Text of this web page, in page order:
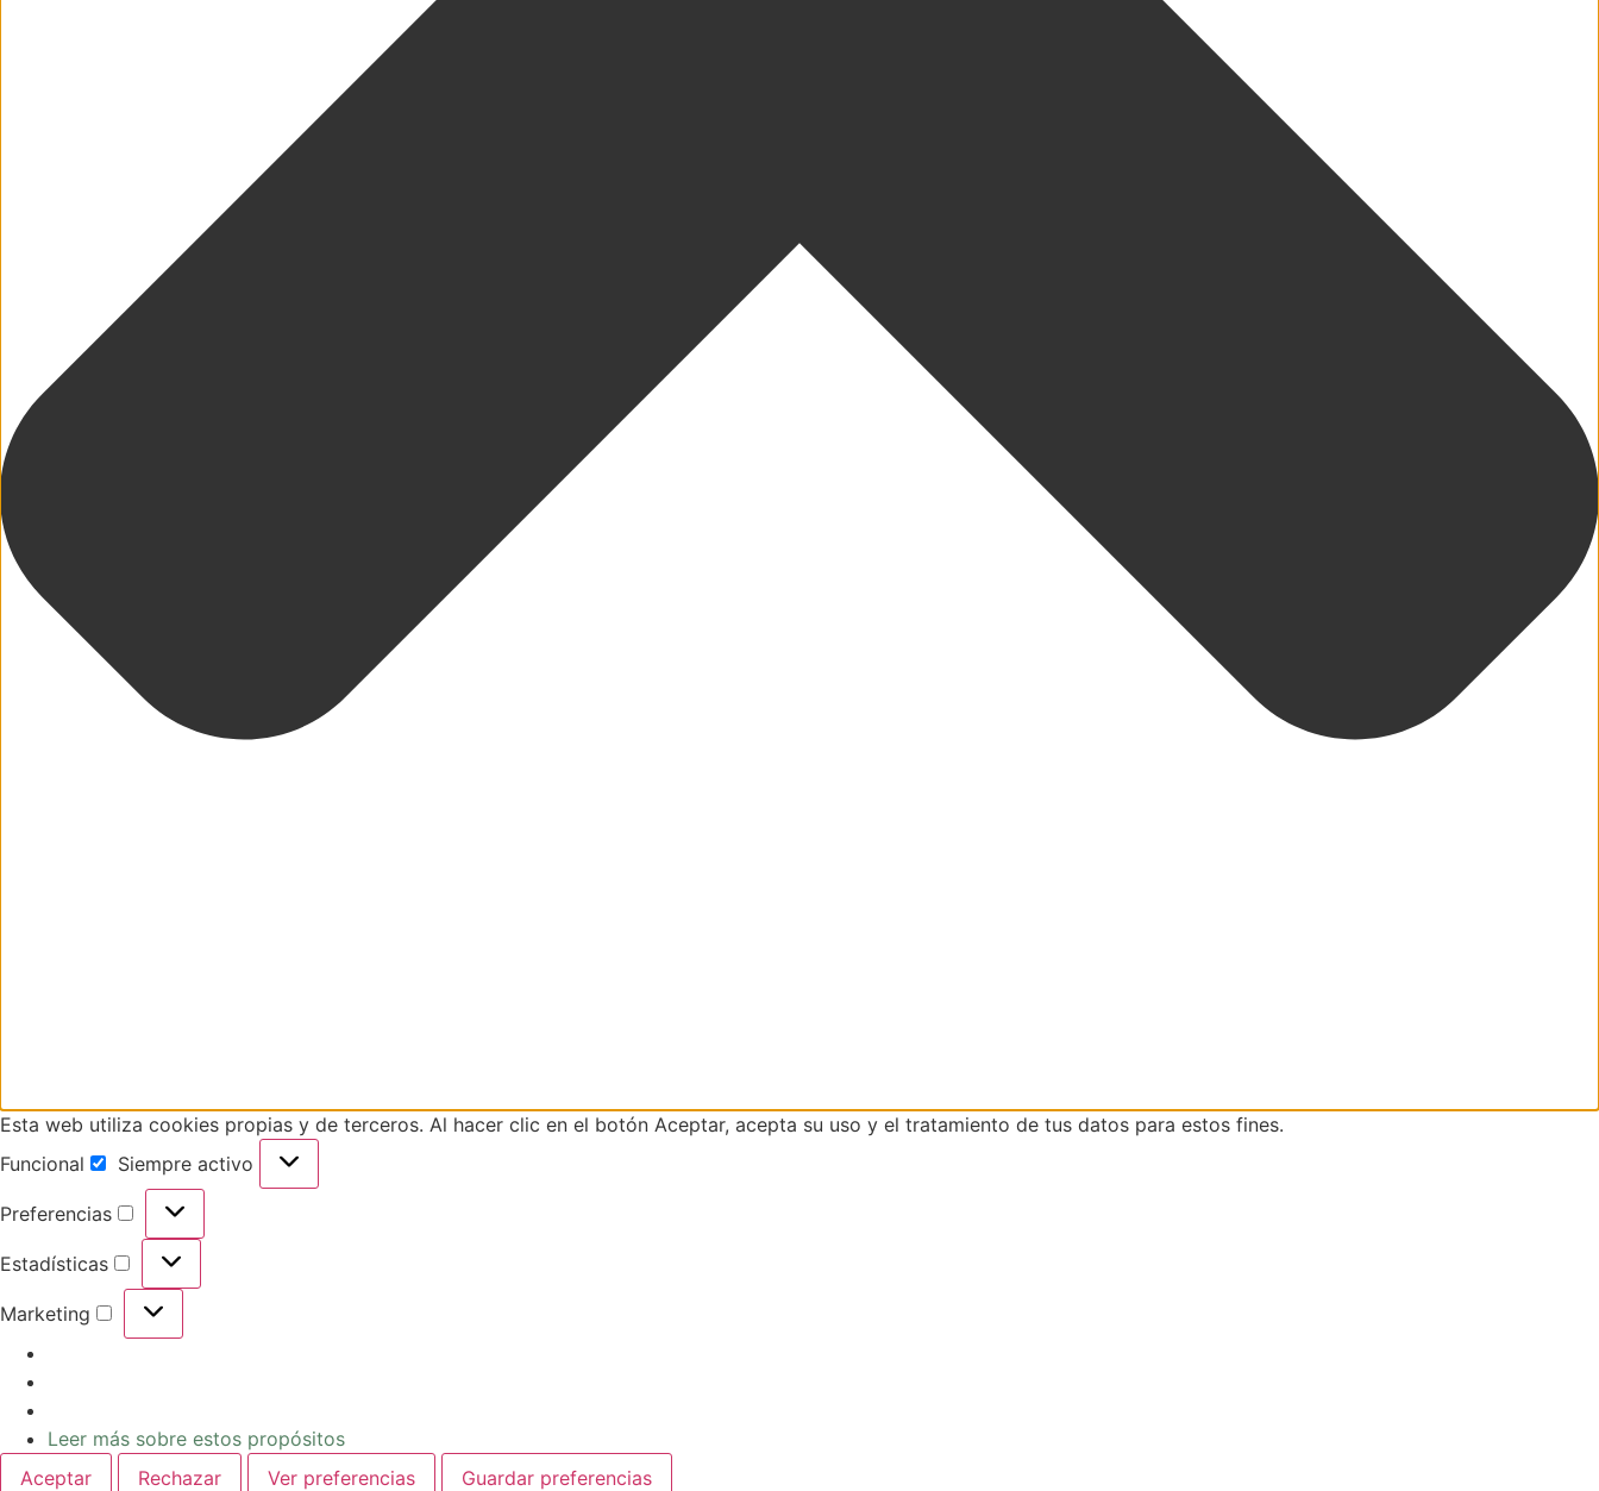
Esta web utiliza cookies propias y de terceros. Al hacer clic en el botón Aceptar, acepta su uso y el tratamiento de tus datos para estos fines.
Funcional
Siempre activo
Preferencias
Estadísticas
Marketing
Leer más sobre estos propósitos
Aceptar
Rechazar Ver preferencias Guardar preferencias